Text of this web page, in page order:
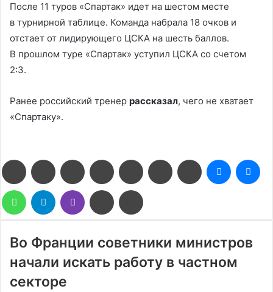
После 11 туров «Спартак» идет на шестом месте
в турнирной таблице. Команда набрала 18 очков и
отстает от лидирующего ЦСКА на шесть баллов.
В прошлом туре «Спартак» уступил ЦСКА со счетом
2:3.
Ранее российский тренер рассказал, чего не хватает
«Спартаку».
FacebookTwitter LinkedIn Pinterest Reddit ВконтактеОдноклассники
Messenger
WhatsAppTelegram Viber
Поделиться
через
электронную
Во Франции советники министров
начали искать работу в частном
секторе